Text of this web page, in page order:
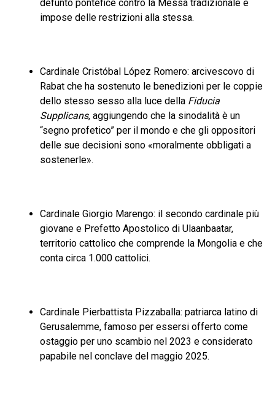
defunto pontefice contro la Messa tradizionale e
impose delle restrizioni alla stessa.
Cardinale Cristóbal López Romero: arcivescovo di
Rabat che ha sostenuto le benedizioni per le coppie
dello stesso sesso alla luce della Fiducia
Supplicans, aggiungendo che la sinodalità è un
“segno profetico” per il mondo e che gli oppositori
delle sue decisioni sono «moralmente obbligati a
sostenerle».
Cardinale Giorgio Marengo: il secondo cardinale più
giovane e Prefetto Apostolico di Ulaanbaatar,
territorio cattolico che comprende la Mongolia e che
conta circa 1.000 cattolici.
Cardinale Pierbattista Pizzaballa: patriarca latino di
Gerusalemme, famoso per essersi offerto come
ostaggio per uno scambio nel 2023 e considerato
papabile nel conclave del maggio 2025.